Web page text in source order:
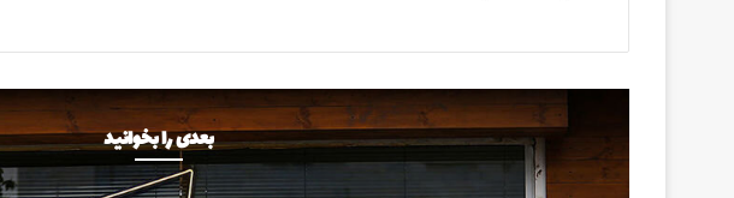
بعدی را بخوانید